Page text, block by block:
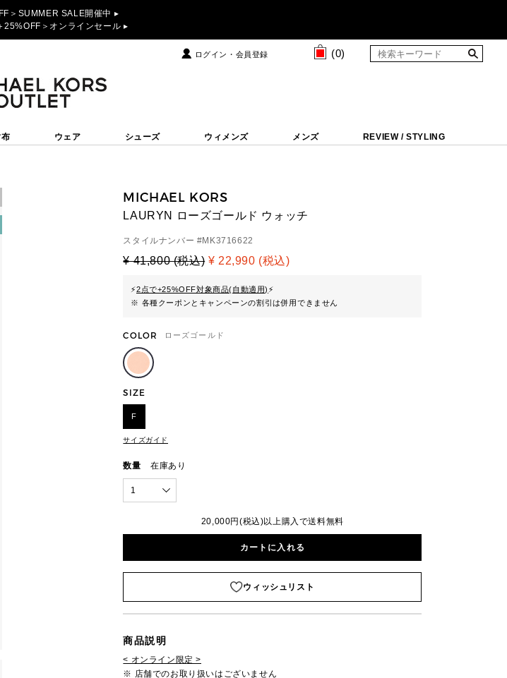
＞SUMMER SALE開催中 ▸
25%OFF＞オンラインセール ▸
ログイン・会員登録 (0)
ウェア シューズ ウィメンズ メンズ REVIEW / STYLING
MICHAEL KORS
LAURYN ローズゴールド ウォッチ
スタイルナンバー #MK3716622
¥ 41,800 (税込) ¥ 22,990 (税込)
⚡2点で+25%OFF対象商品(自動適用) ⚡
※ 各種クーポンとキャンペーンの割引は併用できません
COLOR ローズゴールド
SIZE
F
サイズガイド
数量 在庫あり
1
20,000円(税込)以上購入で送料無料
カートに入れる
ウィッシュリスト
商品説明
< オンライン限定 >
※ 店舗でのお取り扱いはございません